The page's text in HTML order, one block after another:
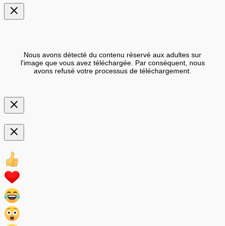
Nous avons détecté du contenu réservé aux adultes sur
l'image que vous avez téléchargée. Par conséquent, nous
avons refusé votre processus de téléchargement.